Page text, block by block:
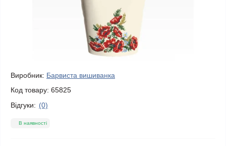
Виробник: Барвиста вишиванка
Код товару: 65825
Відгуки: (0)
В наявності